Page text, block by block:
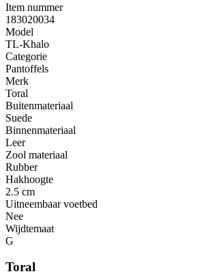
Item nummer
183020034
Model
TL-Khalo
Categorie
Pantoffels
Merk
Toral
Buitenmateriaal
Suede
Binnenmateriaal
Leer
Zool materiaal
Rubber
Hakhoogte
2.5 cm
Uitneembaar voetbed
Nee
Wijdtemaat
G
Toral